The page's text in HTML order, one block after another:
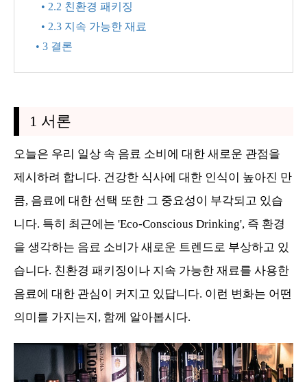
• 2.2 친환경 패키징
• 2.3 지속 가능한 재료
• 3 결론
1 서론
오늘은 우리 일상 속 음료 소비에 대한 새로운 관점을
제시하려 합니다. 건강한 식사에 대한 인식이 높아진 만
큼, 음료에 대한 선택 또한 그 중요성이 부각되고 있습
니다. 특히 최근에는 'Eco-Conscious Drinking', 즉 환경
을 생각하는 음료 소비가 새로운 트렌드로 부상하고 있
습니다. 친환경 패키징이나 지속 가능한 재료를 사용한
음료에 대한 관심이 커지고 있답니다. 이런 변화는 어떤
의미를 가지는지, 함께 알아봅시다.